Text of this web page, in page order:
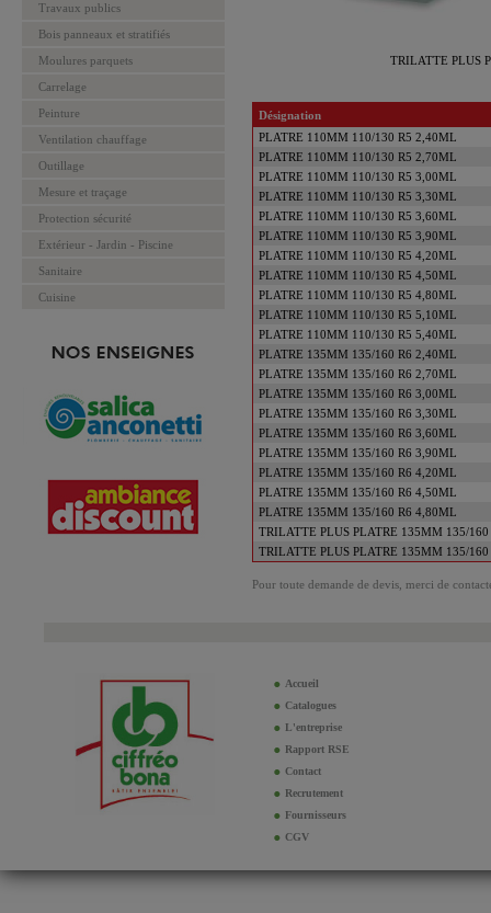
Travaux publics
Bois panneaux et stratifiés
Moulures parquets
Carrelage
Peinture
Ventilation chauffage
Outillage
Mesure et traçage
Protection sécurité
Extérieur - Jardin - Piscine
Sanitaire
Cuisine
TRILATTE PLUS
Désignation
PLATRE 110MM 110/130 R5 2,40ML
PLATRE 110MM 110/130 R5 2,70ML
PLATRE 110MM 110/130 R5 3,00ML
PLATRE 110MM 110/130 R5 3,30ML
PLATRE 110MM 110/130 R5 3,60ML
PLATRE 110MM 110/130 R5 3,90ML
PLATRE 110MM 110/130 R5 4,20ML
PLATRE 110MM 110/130 R5 4,50ML
PLATRE 110MM 110/130 R5 4,80ML
PLATRE 110MM 110/130 R5 5,10ML
PLATRE 110MM 110/130 R5 5,40ML
PLATRE 135MM 135/160 R6 2,40ML
PLATRE 135MM 135/160 R6 2,70ML
PLATRE 135MM 135/160 R6 3,00ML
PLATRE 135MM 135/160 R6 3,30ML
PLATRE 135MM 135/160 R6 3,60ML
PLATRE 135MM 135/160 R6 3,90ML
PLATRE 135MM 135/160 R6 4,20ML
PLATRE 135MM 135/160 R6 4,50ML
PLATRE 135MM 135/160 R6 4,80ML
TRILATTE PLUS PLATRE 135MM 135/
TRILATTE PLUS PLATRE 135MM 135/
Pour toute demande de devis, merci de
Accueil
Catalogues
L'entreprise
Rapport RSE
Contact
Recrutement
Fournisseurs
CGV